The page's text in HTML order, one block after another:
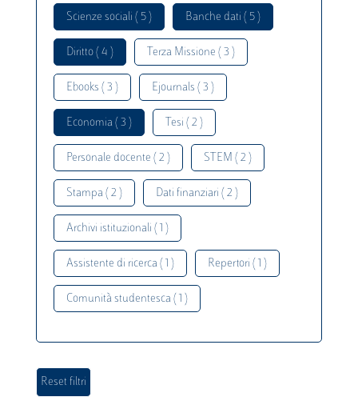
Scienze sociali ( 5 ) Banche dati ( 5 )
Diritto ( 4 ) Terza Missione ( 3 )
Ebooks ( 3 ) Ejournals ( 3 )
Economia ( 3 ) Tesi ( 2 )
Personale docente ( 2 ) STEM ( 2 )
Stampa ( 2 ) Dati finanziari ( 2 )
Archivi istituzionali ( 1 )
Assistente di ricerca ( 1 ) Repertori ( 1 )
Comunità studentesca ( 1 )